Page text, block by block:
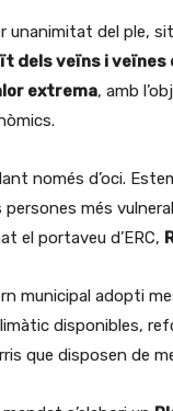
unanimitat del ple,
veïns i veïnes
extrema, amb
només d’oci.
més
el portaveu d’ERC,
municipal adopti
disponibles,
que disposen de